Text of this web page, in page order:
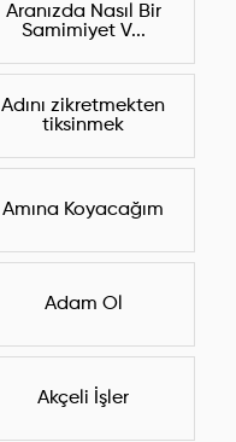
Aranızda Nasıl Bir
Samimiyet V...
Adını zikretmekten
tiksinmek
Amına Koyacağım
Adam Ol
Akçeli İşler